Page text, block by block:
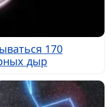
170
дыр